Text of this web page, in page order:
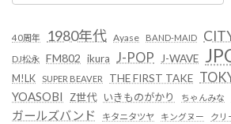
40周年 1980年代 Ayase BAND-MAID
DJ松永 FM802 ikura J-POP J-WAVE
M!LK
SUPER BEAVER THE FIRST TAKE
YOASOBI Z世代 いきものがかり ちゃんみな
ガールズバンド キタニタツヤ キングヌー クリ